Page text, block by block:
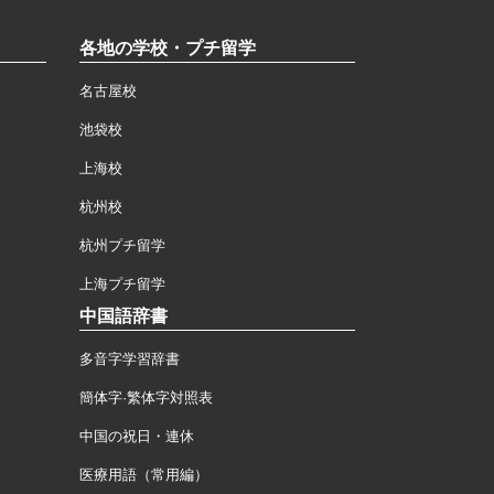
各地の学校・プチ留学
名古屋校
池袋校
上海校
杭州校
杭州プチ留学
上海プチ留学
中国語辞書
多音字学習辞書
簡体字·繁体字対照表
中国の祝日・連休
医療用語（常用編）